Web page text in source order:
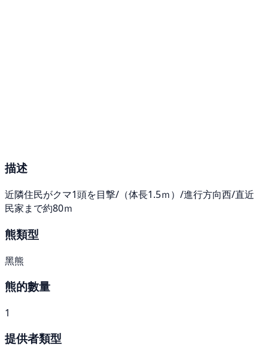
描述
近隣住民がクマ1頭を目撃/（体長1.5ｍ）/進行方向西/直近
民家まで約80ｍ
熊類型
黑熊
熊的數量
1
提供者類型